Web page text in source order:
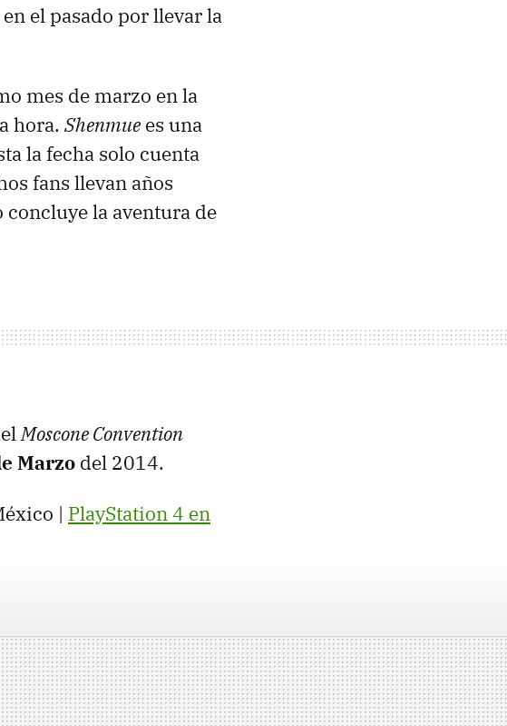
el pasado por llevar la
mes de marzo en la
hora. Shenmue es una
la fecha solo cuenta
fans llevan años
la aventura de
elMoscone Convention
Marzo del 2014.
| PlayStation 4 en